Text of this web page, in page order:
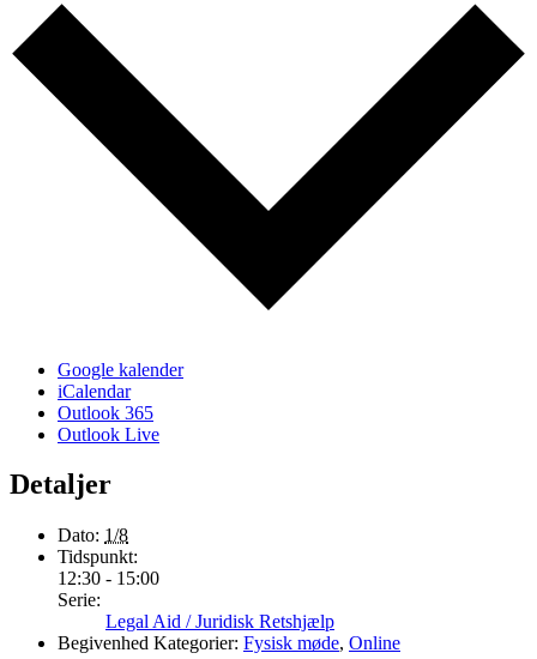
Google kalender
iCalendar
Outlook 365
Outlook Live
Detaljer
Dato: 1/8
Tidspunkt:
12:30 - 15:00
Serie:
Legal Aid / Juridisk Retshjælp
Begivenhed Kategorier: Fysisk møde, Online